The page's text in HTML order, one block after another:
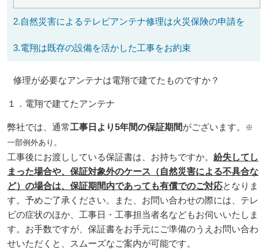
2.自然災害によるテレビアンテナ修理は火災保険の申請を
3.電翔は既存の設備を活かした工事をお約束
修理が必要なアンテナは電翔で建てたものですか？
１．電翔で建てたアンテナ
弊社では、通常工事日より5年間の保証期間がございます。
※
一部例外あり。
工事後にお渡ししている保証書は、お持ちですか。紛失してし
まった場合や、保証対象外のケース（自然災害による不具合な
ど）の場合は、保証期間内であっても有償でのご対応となりま
す。予めご了承ください。また、お問い合わせの際には、テレ
ビの症状のほか、工事日・工事担当者名などもお伺いいたしま
す。お手数ですが、保証書をお手元にご準備のうえお問い合わ
せいただくと、スムーズなご案内が可能です。